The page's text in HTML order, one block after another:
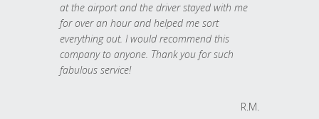
at the airport and the driver stayed with me
for over an hour and helped me sort
everything out. I would recommend this
company to anyone. Thank you for such
fabulous service!
R.M.